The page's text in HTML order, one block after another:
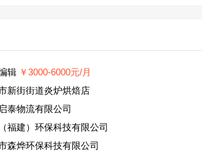
辑 ￥3000-6000元/月
新街街道炎炉烘焙店
泰物流有限公司
福建）环保科技有限公司
森烨环保科技有限公司